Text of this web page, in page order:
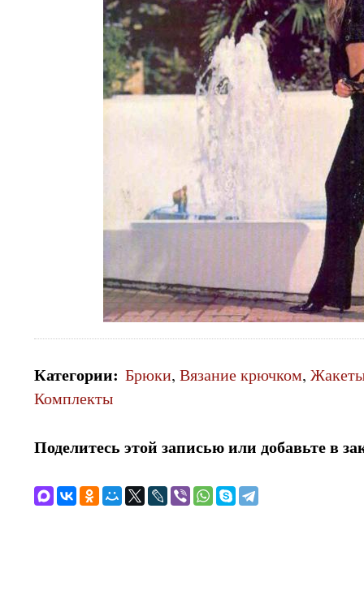
Категории: Брюки, Вязание крючком,
Комплекты
Поделитесь этой записью или добавьте в